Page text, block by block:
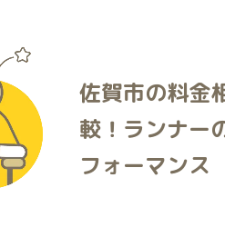
佐賀市の料金
較！ランナー
フォーマンス